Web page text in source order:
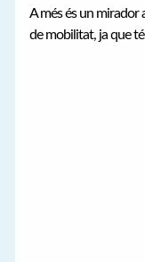
A més és un mirador
de mobilitat, ja que